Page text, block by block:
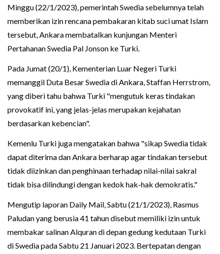
Minggu (22/1/2023), pemerintah Swedia sebelumnya telah
memberikan izin rencana pembakaran kitab suci umat Islam
tersebut, Ankara membatalkan kunjungan Menteri
Pertahanan Swedia Pal Jonson ke Turki.
Pada Jumat (20/1), Kementerian Luar Negeri Turki
memanggil Duta Besar Swedia di Ankara, Staffan Herrstrom,
yang diberi tahu bahwa Turki "mengutuk keras tindakan
provokatif ini, yang jelas-jelas merupakan kejahatan
berdasarkan kebencian".
Kemenlu Turki juga mengatakan bahwa "sikap Swedia tidak
dapat diterima dan Ankara berharap agar tindakan tersebut
tidak diizinkan dan penghinaan terhadap nilai-nilai sakral
tidak bisa dilindungi dengan kedok hak-hak demokratis."
Mengutip laporan Daily Mail, Sabtu (21/1/2023), Rasmus
Paludan yang berusia 41 tahun disebut memiliki izin untuk
membakar salinan Alquran di depan gedung kedutaan Turki
di Swedia pada Sabtu 21 Januari 2023. Bertepatan dengan